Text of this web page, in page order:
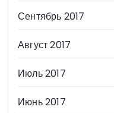
Сентябрь 2017
Август 2017
Июль 2017
Июнь 2017